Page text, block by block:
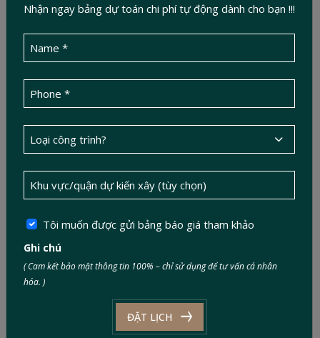
Xem chi tiết
GÓI PREMIUM BẢO HÀNH TÒA NHÀ
Từ 45.000
Tòa nhà cũ > 4 năm. Lịch sử thấm, rò và ngẹt lặp lại.
Lượng khách cao (OCCUPANCY 85 - 95%). Hệ thống
phức tạp: Máy bơm đôi - bồn đôi - từ 5 đến 7
GÓI BẢO HÀNH NHÀ PHỐ BIỆT THỰ CƠ BẢN
Nhận ngay bảng dự toán chi phí tự động dành cho bạn !!!
Tôi muốn được gửi bảng báo giá tham khảo
Ghi chú
( Cam kết bảo mật thông tin 100% – chỉ sử dụng để tư vấn cá nhân
hóa. )
ĐẶT LỊCH